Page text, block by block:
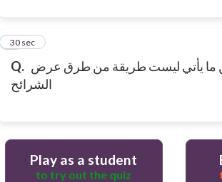
Q. ما يأتي ليست طريقة من طرق عرض
الشرائح
4
30 sec
Play as a student
to try out the quiz